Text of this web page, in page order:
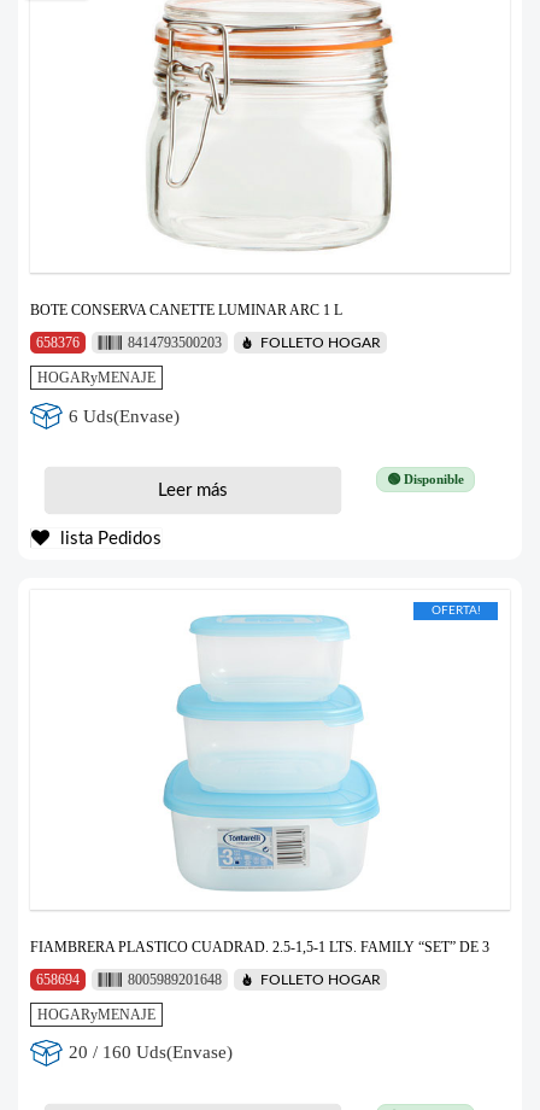
BOTE CONSERVA CANETTE LUMINAR ARC 1 L
658376
8414793500203 FOLLETO HOGAR
HOGARyMENAJE
6 Uds(Envase)
🟢 Disponible
Leer más
lista Pedidos
OFERTA!
FIAMBRERA PLASTICO CUADRAD. 2.5-1,5-1 LTS. FAMILY “SET” DE 3
658694
8005989201648 FOLLETO HOGAR
HOGARyMENAJE
20 / 160 Uds(Envase)